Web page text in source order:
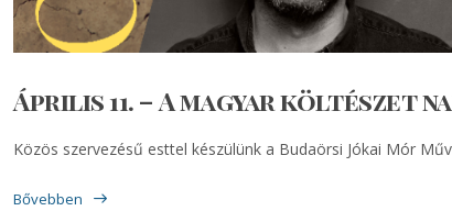
Április 11. – A magyar költészet
Közös szervezésű esttel készülünk a Budaörsi Jókai Mór
Bővebben